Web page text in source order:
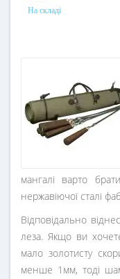
На складі
мангалі варто
нержавіючої сталі
Відповідально
леза. Якщо ви
мало золотисту
менше 1мм, тоді